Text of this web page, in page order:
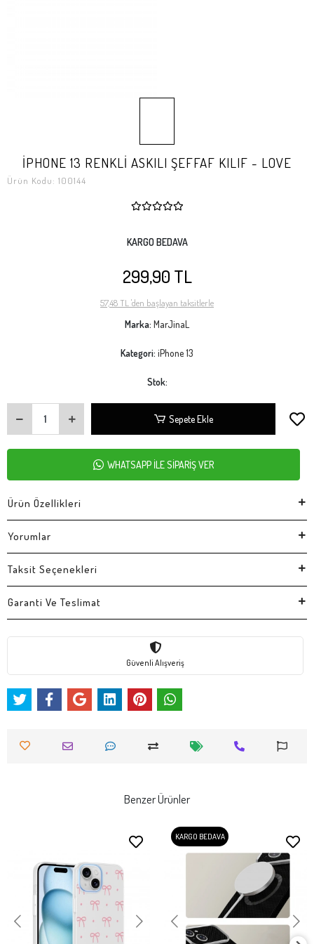
İPHONE 13 RENKLİ ASKILI ŞEFFAF KILIF - LOVE
Ürün Kodu: 100144
KARGO BEDAVA
299,90 TL
57,48 TL 'den başlayan taksitlerle
Marka: MarJinaL
Kategori: iPhone 13
Stok:
Sepete Ekle
WHATSAPP İLE SİPARİŞ VER
Ürün Özellikleri
Yorumlar
Taksit Seçenekleri
Garanti Ve Teslimat
Güvenli Alışveriş
Benzer Ürünler
KARGO BEDAVA